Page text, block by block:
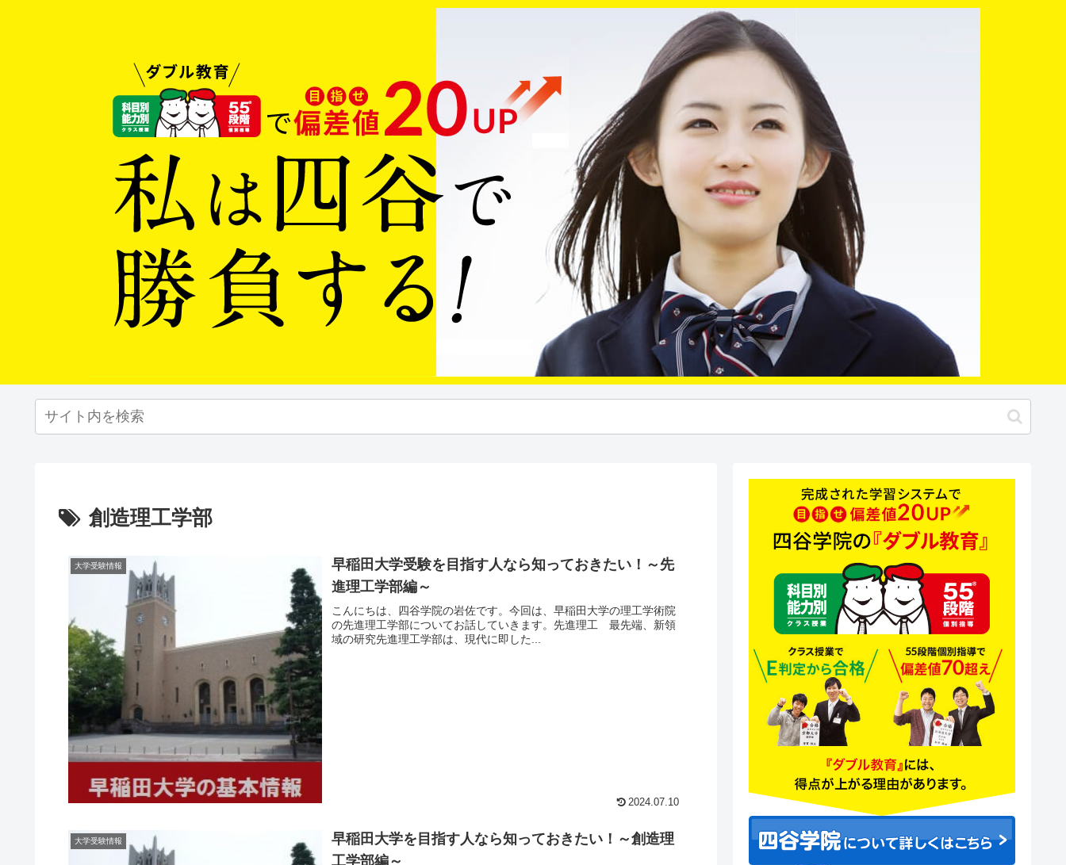
創造理工学部
大学受験情報
早稲田大学受験を目指す人なら知っておきたい！～先
進理工学部編～
こんにちは、四谷学院の岩佐です。今回は、早稲田大学の理工学術院
の先進理工学部についてお話していきます。先進理工 最先端、新領
域の研究先進理工学部は、現代に即した...
2024.07.10
大学受験情報
早稲田大学を目指す人なら知っておきたい！～創造理
工学部編～